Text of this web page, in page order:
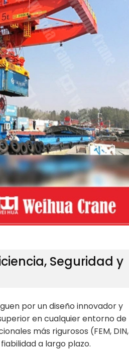
Seguridad y
por un diseño innovador y
en cualquier entorno de
más rigurosos (FEM, DIN,
a largo plazo.